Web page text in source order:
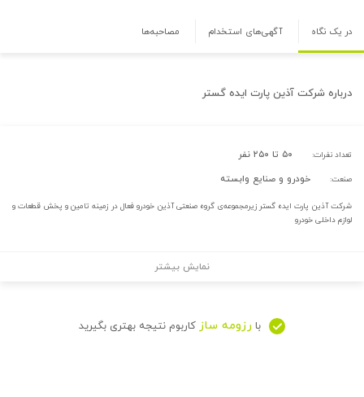
در یک نگاه آگهی‌های استخدام مصاحبه‌ها
درباره شرکت آذین پارت ایده گستر
تعداد نفرات: ۵۰ تا ۲۵۰ نفر
صنعت: خودرو و صنایع وابسته
شرکت آذین پارت ایده گستر زیرمجموعه‌ی گروه صنعتی آذین خودرو فعال در زمینه تامین و پخش قطعات و
لوازم داخلی خودرو
نمایش بیشتر
با رزومه ساز کاربوم نتیجه بهتری بگیرید